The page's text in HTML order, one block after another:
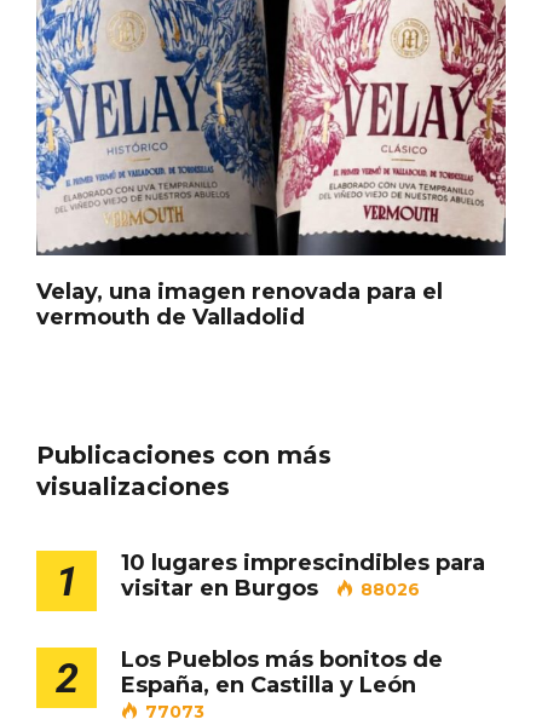
Velay, una imagen renovada para el
vermouth de Valladolid
Publicaciones con más
visualizaciones
1
10 lugares imprescindibles para
visitar en Burgos
88026
2
Los Pueblos más bonitos de
España, en Castilla y León
77073
En marzo, vuelve la mejor gastronomía
de la Trufa Negra de Soria
Cigales inaugura la musealización de los
arcos de la Iglesia de Santiago Apóstol